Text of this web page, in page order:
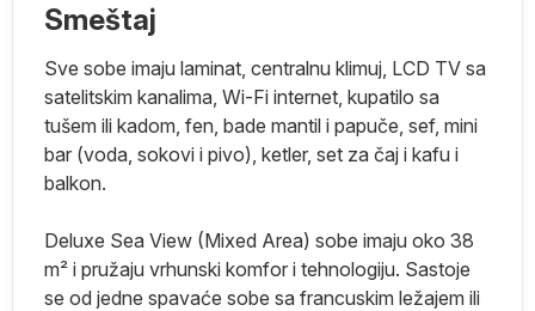
Smeštaj
Sve sobe imaju laminat, centralnu klimuj, LCD TV sa
satelitskim kanalima, Wi-Fi internet, kupatilo sa
tušem ili kadom, fen, bade mantil i papuče, sef, mini
bar (voda, sokovi i pivo), ketler, set za čaj i kafu i
balkon.
Deluxe Sea View (Mixed Area) sobe imaju oko 38
m² i pružaju vrhunski komfor i tehnologiju. Sastoje
se od jedne spavaće sobe sa francuskim ležajem ili